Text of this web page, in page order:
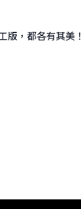
版，都各有其美！